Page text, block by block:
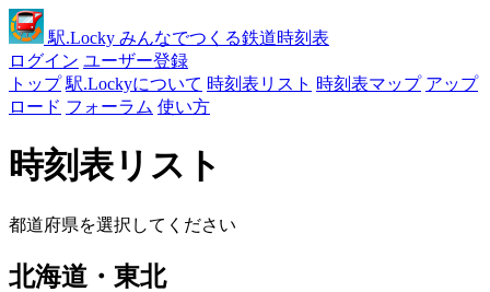
駅.Locky みんなでつくる鉄道時刻表
ログイン ユーザー登録
トップ 駅.Lockyについて 時刻表リスト 時刻表マップ アップ
ロード フォーラム 使い方
時刻表リスト
都道府県を選択してください
北海道・東北